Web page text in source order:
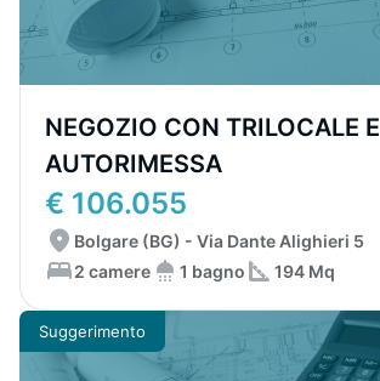
NEGOZIO CON TRILOCALE E
AUTORIMESSA
€ 106.055
Bolgare (BG) - Via Dante Alighieri 5
2 camere
1 bagno 194 Mq
Suggerimento